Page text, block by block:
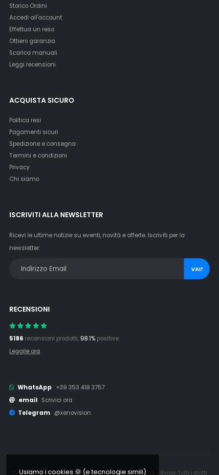
Storico Ordini
Accedi all'account
Effettua un reso
Ottieni garanzia
Scarica manuali
Leggi recensioni
ACQUISTA SICURO
Politica resi
Pagamenti sicuri
Spedizione e consegna
Termini e condizioni
Privacy
Chi siamo
ISCRIVITI ALLA NEWSLETTER
Ricevi le ultime notizie su eventi, novità e offerte. Iscriviti per la
newsletter:
VAI!
RECENSIONI
5186 recensioni prodotti, 98.1% positive.
Leggile ora
WhatsApp
+39 353 418 3757
email
Scrivici ora
Telegram
@xenovision
Copyright © 2006 - 2026 Xenovision.it - IT16245761008 - Roma. Tutti i diritti
Usiamo i cookies 🍪 (e tecnologie simili)